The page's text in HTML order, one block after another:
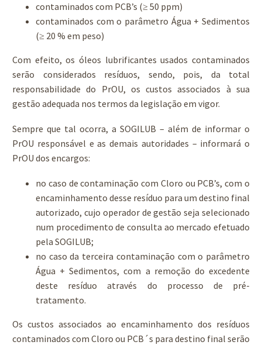
contaminados com PCB’s (≥ 50 ppm)
contaminados com o parâmetro Água + Sedimentos
(≥ 20 % em peso)
Com efeito, os óleos lubrificantes usados contaminados
serão considerados resíduos, sendo, pois, da total
responsabilidade do PrOU, os custos associados à sua
gestão adequada nos termos da legislação em vigor.
Sempre que tal ocorra, a SOGILUB – além de informar o
PrOU responsável e as demais autoridades – informará o
PrOU dos encargos:
no caso de contaminação com Cloro ou PCB’s, com o
encaminhamento desse resíduo para um destino final
autorizado, cujo operador de gestão seja selecionado
num procedimento de consulta ao mercado efetuado
pela SOGILUB;
no caso da terceira contaminação com o parâmetro
Água + Sedimentos, com a remoção do excedente
deste resíduo através do processo de pré-
tratamento.
Os custos associados ao encaminhamento dos resíduos
contaminados com Cloro ou PCB´s para destino final serão